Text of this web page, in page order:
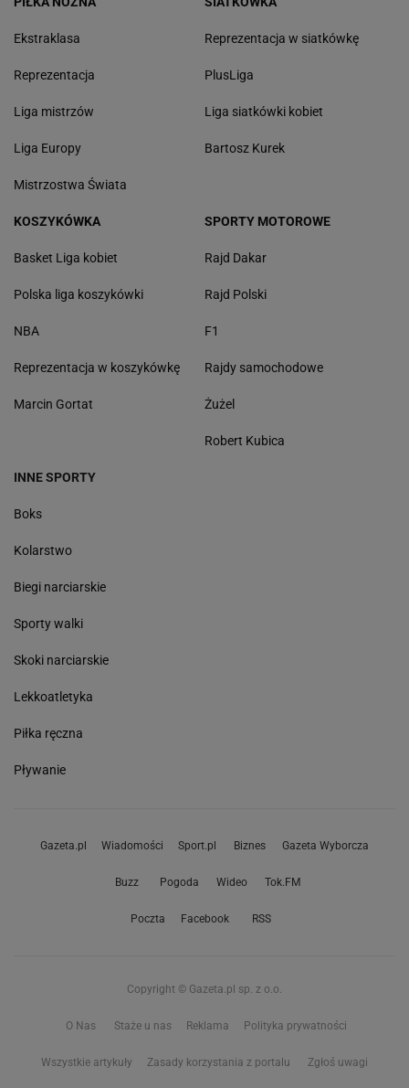
Ekstraklasa
Reprezentacja
Liga mistrzów
Liga Europy
Mistrzostwa Świata
Reprezentacja w siatkówkę
PlusLiga
Liga siatkówki kobiet
Bartosz Kurek
KOSZYKÓWKA
Basket Liga kobiet
Polska liga koszykówki
NBA
Reprezentacja w koszykówkę
Marcin Gortat
SPORTY MOTOROWE
Rajd Dakar
Rajd Polski
F1
Rajdy samochodowe
Żużel
Robert Kubica
INNE SPORTY
Boks
Kolarstwo
Biegi narciarskie
Sporty walki
Skoki narciarskie
Lekkoatletyka
Piłka ręczna
Pływanie
Gazeta.pl Wiadomości Sport.pl Biznes Gazeta Wyborcza
Buzz Pogoda Wideo Tok.FM
Poczta Facebook RSS
Copyright © Gazeta.pl sp. z o.o.
O Nas Staże u nas Reklama Polityka prywatności
Wszystkie artykuły Zasady korzystania z portalu Zgłoś uwagi